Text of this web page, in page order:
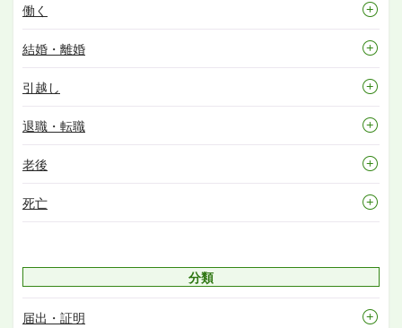
働く
結婚・離婚
引越し
退職・転職
老後
死亡
分類
届出・証明